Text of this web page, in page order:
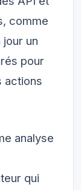
comme
un
pour
actions
analyse
qui